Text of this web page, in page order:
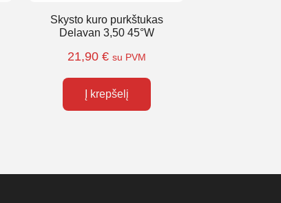
Skysto kuro purkštukas
Delavan 3,50 45°W
21,90 € su PVM
Į krepšelį